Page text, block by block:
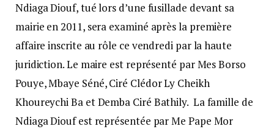
Ndiaga Diouf, tué lors d’une fusillade devant sa
mairie en 2011, sera examiné après la première
affaire inscrite au rôle ce vendredi par la haute
juridiction. Le maire est représenté par Mes Borso
Pouye, Mbaye Séné, Ciré Clédor Ly Cheikh
Khoureychi Ba et Demba Ciré Bathily. La famille de
Ndiaga Diouf est représentée par Me Pape Mor